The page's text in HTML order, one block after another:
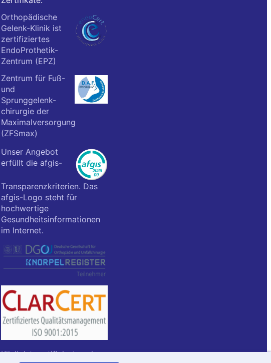
Orthopädische
Gelenk-Klinik ist
zertifiziertes
EndoProthetik-
Zentrum (EPZ)
Zentrum für Fuß-
und
Sprunggelenk-
chirurgie der
Maximalversorgung
(ZFSmax)
Unser Angebot
erfüllt die afgis-
Transparenzkriterien. Das
afgis-Logo steht für
hochwertige
Gesundheitsinformationen
im Internet.
Klinik ist zertifiziert nach